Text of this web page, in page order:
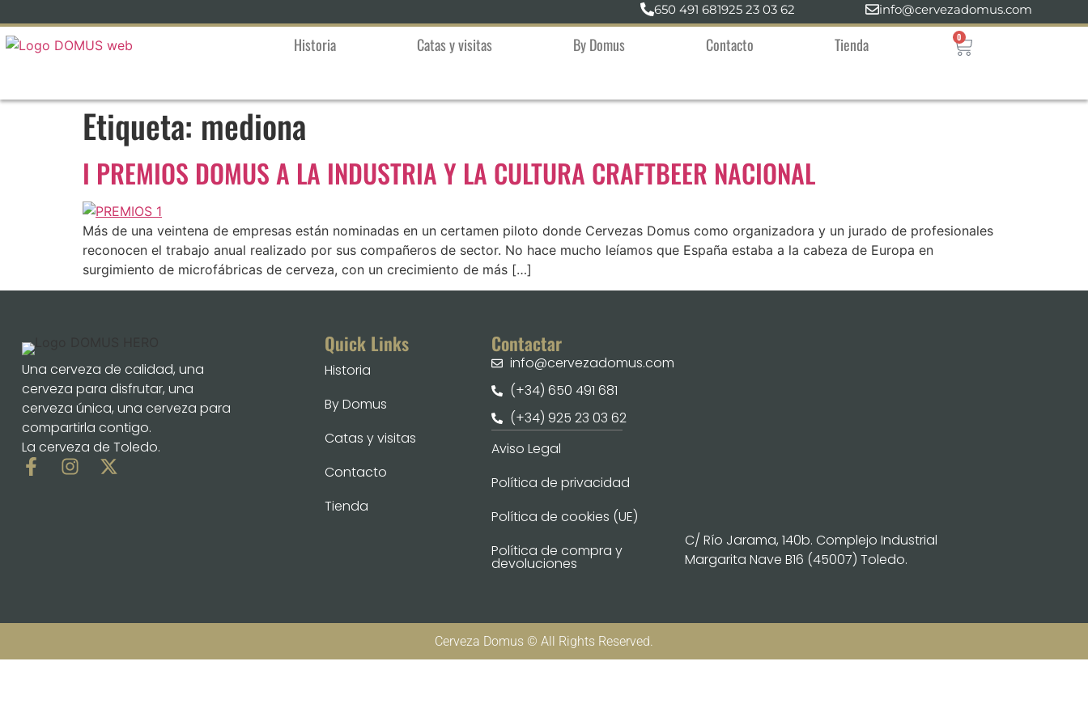
650 491 681925 23 03 62 info@cervezadomus.com
Historia Catas y visitas By Domus Contacto Tienda 0
Etiqueta: mediona
I PREMIOS DOMUS A LA INDUSTRIA Y LA CULTURA CRAFTBEER NACIONAL
Más de una veintena de empresas están nominadas en un certamen piloto donde Cervezas Domus como organizadora y un jurado de profesionales
reconocen el trabajo anual realizado por sus compañeros de sector. No hace mucho leíamos que España estaba a la cabeza de Europa en
surgimiento de microfábricas de cerveza, con un crecimiento de más […]
Una cerveza de calidad, una
cerveza para disfrutar, una
cerveza única, una cerveza para
compartirla contigo.
La cerveza de Toledo.
Quick Links
Historia
By Domus
Catas y visitas
Contacto
Tienda
Contactar
info@cervezadomus.com
(+34) 650 491 681
(+34) 925 23 03 62
Aviso Legal
Política de privacidad
Política de cookies (UE)
Política de compra y
devoluciones
C/ Río Jarama, 140b. Complejo Industrial
Margarita Nave B16 (45007) Toledo.
Cerveza Domus © All Rights Reserved.